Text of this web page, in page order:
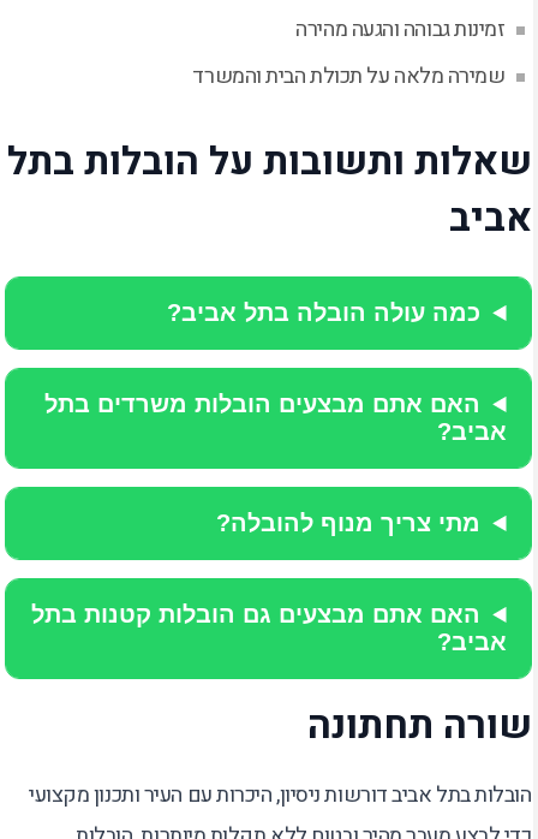
זמינות גבוהה והגעה מהירה
שמירה מלאה על תכולת הבית והמשרד
שאלות ותשובות על הובלות בתל
אביב
כמה עולה הובלה בתל אביב?
האם אתם מבצעים הובלות משרדים בתל
אביב?
מתי צריך מנוף להובלה?
האם אתם מבצעים גם הובלות קטנות בתל
אביב?
שורה תחתונה
הובלות בתל אביב דורשות ניסיון, היכרות עם העיר ותכנון מקצועי